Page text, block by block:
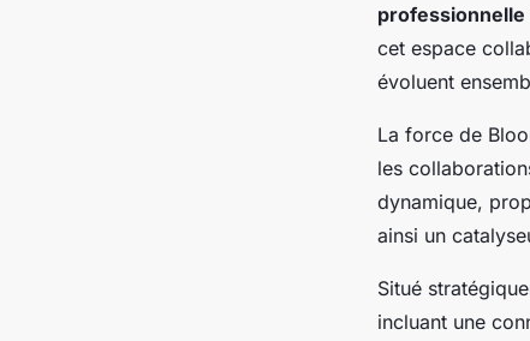
professionnelle
cet espace
évoluent
La force de
les
dynamique,
ainsi un
Situé
incluant une